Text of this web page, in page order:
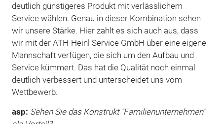
deutlich günstigeres Produkt mit verlässlichem
Service wählen. Genau in dieser Kombination sehen
wir unsere Stärke. Hier zahlt es sich auch aus, dass
wir mit der ATH-Heinl Service GmbH über eine eigene
Mannschaft verfügen, die sich um den Aufbau und
Service kümmert. Das hat die Qualität noch einmal
deutlich verbessert und unterscheidet uns vom
Wettbewerb.
asp: Sehen Sie das Konstrukt "Familienunternehmen"